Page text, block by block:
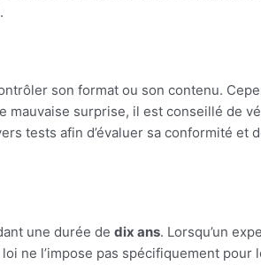
son format ou son contenu.
mauvaise surprise, il est conseillé de
tests afin d’évaluer sa conformité et
une durée de dix ans. Lorsqu’un
ne l’impose pas spécifiquement pour